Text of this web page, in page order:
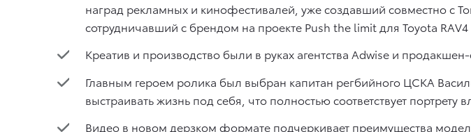
наград рекламных и кинофестивалей, уже создавший совместно с
сотрудничавший с брендом на проекте Push the limit для Toyota
Креатив и производство были в руках агентства Adwise и
Главным героем ролика был выбран капитан регбийного ЦСКА
выстраивать жизнь под себя, что полностью соответствует портрету
Видео в новом дерзком формате подчеркивает преимущества